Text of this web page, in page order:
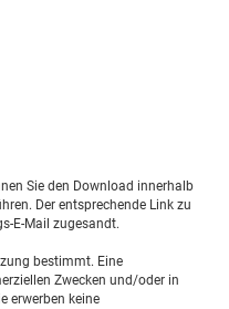
Sie den Download innerhalb
Der entsprechende Link zu
E-Mail zugesandt.
bestimmt. Eine
Zwecken und/oder in
erwerben keine